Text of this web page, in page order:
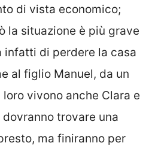
di vista economico;
la situazione è più grave
infatti di perdere la casa
al figlio Manuel, da un
loro vivono anche Clara e
trovare una
ma finiranno per